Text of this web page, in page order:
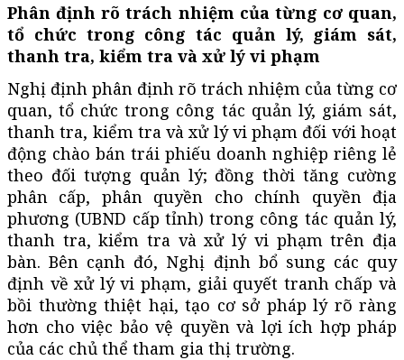
Phân định rõ trách nhiệm của từng cơ quan,
tổ chức trong công tác quản lý, giám sát,
thanh tra, kiểm tra và xử lý vi phạm
Nghị định phân định rõ trách nhiệm của từng cơ
quan, tổ chức trong công tác quản lý, giám sát,
thanh tra, kiểm tra và xử lý vi phạm đối với hoạt
động chào bán trái phiếu doanh nghiệp riêng lẻ
theo đối tượng quản lý; đồng thời tăng cường
phân cấp, phân quyền cho chính quyền địa
phương (UBND cấp tỉnh) trong công tác quản lý,
thanh tra, kiểm tra và xử lý vi phạm trên địa
bàn. Bên cạnh đó, Nghị định bổ sung các quy
định về xử lý vi phạm, giải quyết tranh chấp và
bồi thường thiệt hại, tạo cơ sở pháp lý rõ ràng
hơn cho việc bảo vệ quyền và lợi ích hợp pháp
của các chủ thể tham gia thị trường.